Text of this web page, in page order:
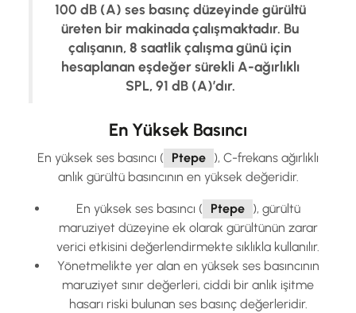
100 dB (A) ses basınç düzeyinde gürültü
üreten bir makinada çalışmaktadır. Bu
çalışanın, 8 saatlik çalışma günü için
hesaplanan eşdeğer sürekli A-ağırlıklı
SPL, 91 dB (A)’dır.
En Yüksek Basıncı
En yüksek ses basıncı ( Ptepe ), C-frekans ağırlıklı
anlık gürültü basıncının en yüksek değeridir.
En yüksek ses basıncı ( Ptepe
), gürültü
maruziyet düzeyine ek olarak gürültünün zarar
verici etkisini değerlendirmekte sıklıkla kullanılır.
Yönetmelikte yer alan en yüksek ses basıncının
maruziyet sınır değerleri, ciddi bir anlık işitme
hasarı riski bulunan ses basınç değerleridir.